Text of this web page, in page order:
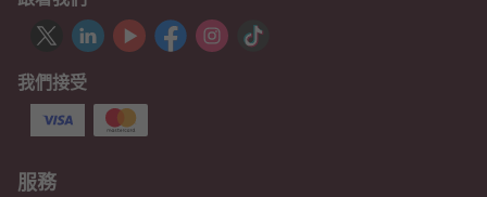
我們接受
服務